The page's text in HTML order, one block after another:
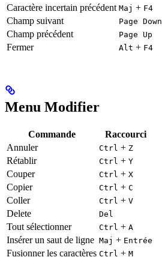
Caractère incertain précédent Maj + F4
Champ suivant Page Down
Champ précédent Page Up
Fermer Alt + F4
Menu Modifier
Commande
Raccourci
Annuler
Ctrl + Z
Rétablir Ctrl + Y
Couper Ctrl + X
Copier Ctrl + C
Coller Ctrl + V
Delete Del
Tout sélectionner Ctrl + A
Insérer un saut de ligne Maj + Entrée
Fusionner les caractères Ctrl + M